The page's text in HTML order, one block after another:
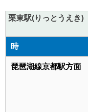
栗東駅(りっとうえき)